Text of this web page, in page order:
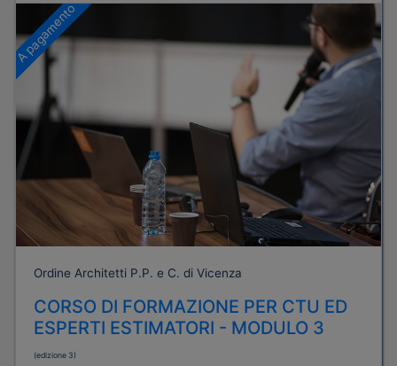
A pagamento
Ordine Architetti P.P. e C. di Vicenza
CORSO DI FORMAZIONE PER CTU ED
ESPERTI ESTIMATORI - MODULO 3
(edizione 3)